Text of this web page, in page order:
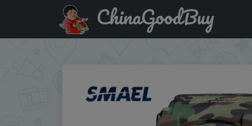
Акція на Military Watches Men Sport Watch
ChinaGoodBuy